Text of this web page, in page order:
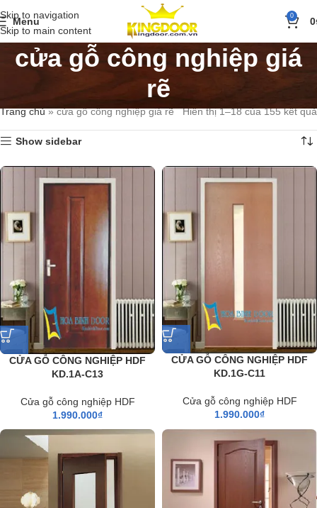
Skip to navigation
Skip to main content
Menu 0 0
cửa gỗ công nghiệp giá
rẽ
Trang chủ»cửa gỗ công nghiệp giá rẽ Hiển thị 1–18 của 155 kết quả
Show sidebar
CỬA GỖ CÔNG NGHIỆP HDF
KD.1A-C13
Cửa gỗ công nghiệp HDF
1.990.000₫
CỬA GỖ CÔNG NGHIỆP HDF
KD.1G-C11
Cửa gỗ công nghiệp HDF
1.990.000₫